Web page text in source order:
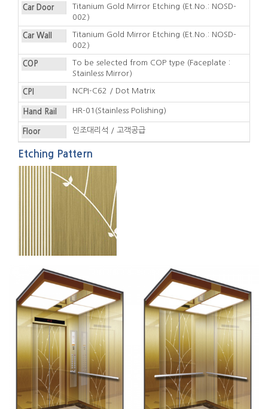
Car Door
Titanium Gold Mirror Etching (Et.No.: NOSD-
002)
Car Wall
Titanium Gold Mirror Etching (Et.No.: NOSD-
002)
COP
To be selected from COP type (Faceplate :
Stainless Mirror)
CPI NCPI-C62 / Dot Matrix
Hand Rail HR-01(Stainless Polishing)
Floor 인조대리석 / 고객공급
Etching Pattern